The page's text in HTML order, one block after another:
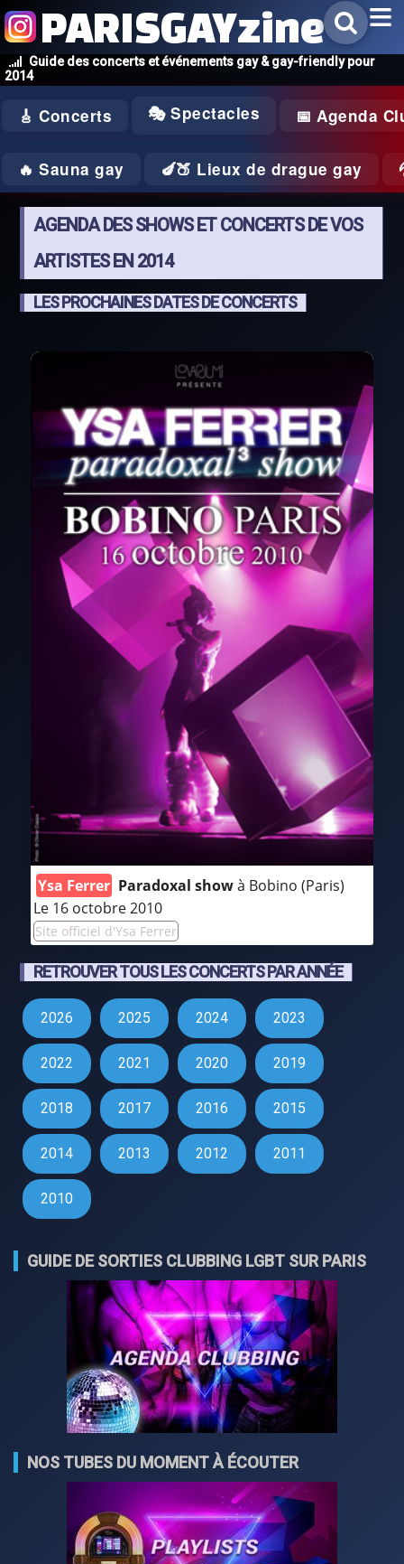
Guide des concerts et événements gay & gay-friendly pour
2014
PARISGAYzine
🎸 Concerts 🎭 Spectacles 📅 Agenda
🔥 Sauna gay 🍆🍑 Lieux de drague gay
AGENDA DES SHOWS ET CONCERTS DE VOS
ARTISTES EN 2014
LES PROCHAINES DATES DE CONCERTS
Ysa Ferrer Paradoxal showà Bobino (Paris)
Le 16 octobre 2010
Site officiel d'Ysa Ferrer
RETROUVER TOUS LES CONCERTS PAR ANNÉE
2026 2025 2024 2023
2022 2021 2020 2019
2018 2017 2016 2015
2014 2013 2012 2011
2010
GUIDE DE SORTIES CLUBBING LGBT SUR PARIS
NOS TUBES DU MOMENT À ÉCOUTER